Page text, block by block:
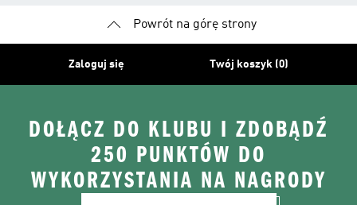
Powrót na górę strony
Zaloguj się Twój koszyk (0)
DOŁĄCZ DO KLUBU I ZDOBĄDŹ
250 PUNKTÓW DO
WYKORZYSTANIA NA NAGRODY